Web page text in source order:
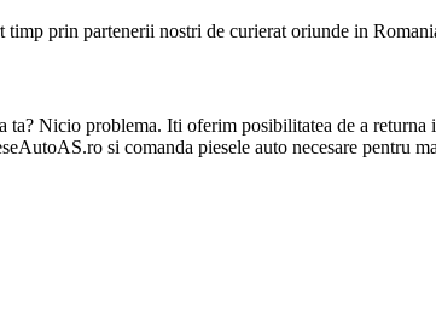
timp prin partenerii nostri de curierat oriunde in
ta? Nicio problema. Iti oferim posibilitatea de a
si comanda piesele auto necesare pentru